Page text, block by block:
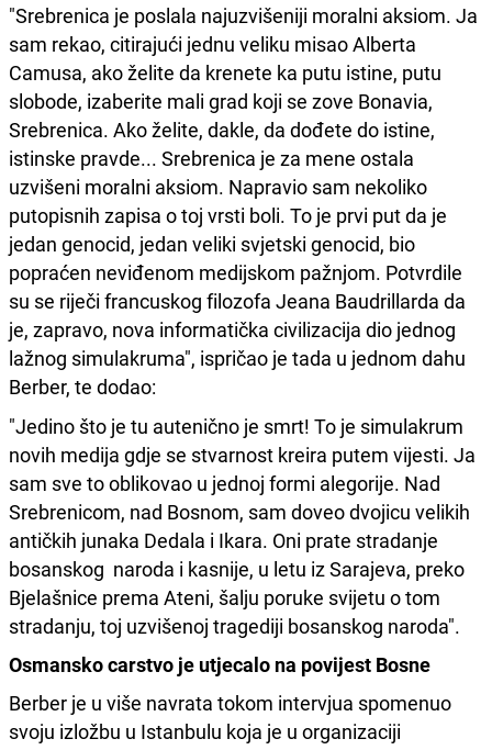
"Srebrenica je poslala najuzvišeniji moralni aksiom. Ja
sam rekao, citirajući jednu veliku misao Alberta
Camusa, ako želite da krenete ka putu istine, putu
slobode, izaberite mali grad koji se zove Bonavia,
Srebrenica. Ako želite, dakle, da dođete do istine,
istinske pravde... Srebrenica je za mene ostala
uzvišeni moralni aksiom. Napravio sam nekoliko
putopisnih zapisa o toj vrsti boli. To je prvi put da je
jedan genocid, jedan veliki svjetski genocid, bio
popraćen neviđenom medijskom pažnjom. Potvrdile
su se riječi francuskog filozofa Jeana Baudrillarda da
je, zapravo, nova informatička civilizacija dio jednog
lažnog simulakruma", ispričao je tada u jednom dahu
Berber, te dodao:
"Jedino što je tu autenično je smrt! To je simulakrum
novih medija gdje se stvarnost kreira putem vijesti. Ja
sam sve to oblikovao u jednoj formi alegorije. Nad
Srebrenicom, nad Bosnom, sam doveo dvojicu velikih
antičkih junaka Dedala i Ikara. Oni prate stradanje
bosanskog naroda i kasnije, u letu iz Sarajeva, preko
Bjelašnice prema Ateni, šalju poruke svijetu o tom
stradanju, toj uzvišenoj tragediji bosanskog naroda".
Osmansko carstvo je utjecalo na povijest Bosne
Berber je u više navrata tokom intervjua spomenuo
svoju izložbu u Istanbulu koja je u organizaciji